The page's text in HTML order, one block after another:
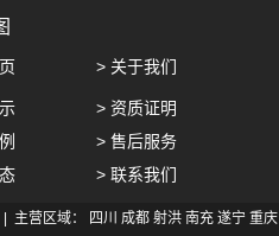
> 关于我们
> 资质证明
> 售后服务
> 联系我们
| 主营区域： 四川 成都 射洪 南充 遂宁 重庆